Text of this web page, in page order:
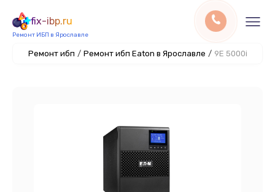
fix-ibp.ru
Ремонт ИБП в Ярославле
Ремонт ибп / Ремонт ибп Eaton в Ярославле / 9E 5000i